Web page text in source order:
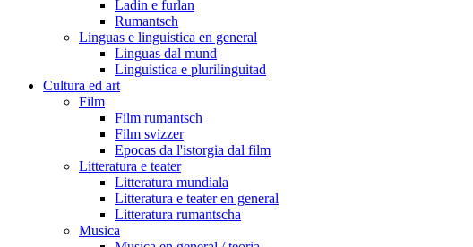
Ladin e furlan
Rumantsch
Linguas e linguistica en general
Linguas dal mund
Linguistica e plurilinguitad
Cultura ed art
Film
Film rumantsch
Film svizzer
Epocas da l'istorgia dal film
Litteratura e teater
Litteratura mundiala
Litteratura e teater en general
Litteratura rumantscha
Musica